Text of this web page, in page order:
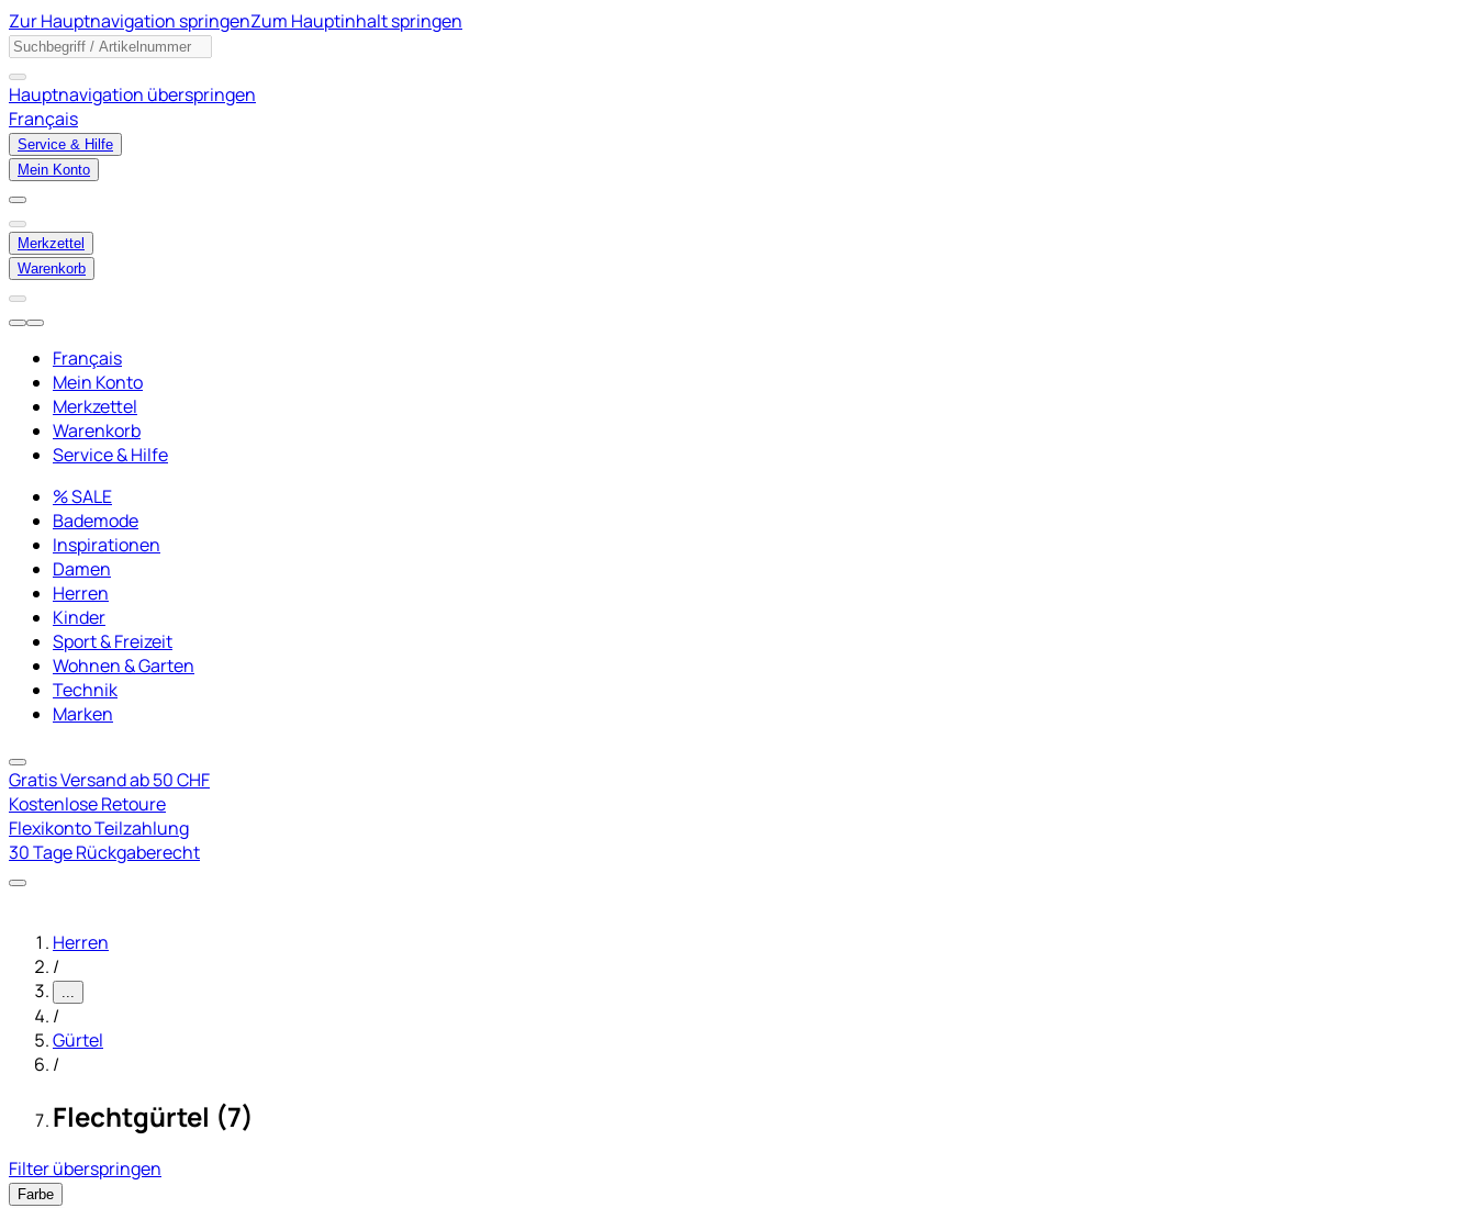
Zur Hauptnavigation springenZum Hauptinhalt springen
Hauptnavigation überspringen
Français
Service & Hilfe
Mein Konto
Merkzettel
Warenkorb
Français
Mein Konto
Merkzettel
Warenkorb
Service & Hilfe
% SALE
Bademode
Inspirationen
Damen
Herren
Kinder
Sport & Freizeit
Wohnen & Garten
Technik
Marken
Gratis Versand ab 50 CHF
Kostenlose Retoure
Flexikonto Teilzahlung
30 Tage Rückgaberecht
Herren
/
...
/
Gürtel
/
Flechtgürtel (7)
Filter überspringen
Farbe